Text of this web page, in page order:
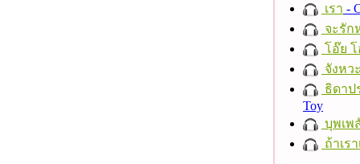
เรา -
จะรัก
โอ๊ย
จังหว
ธิดาป
Toy
บุพเพ
ถ้าเร